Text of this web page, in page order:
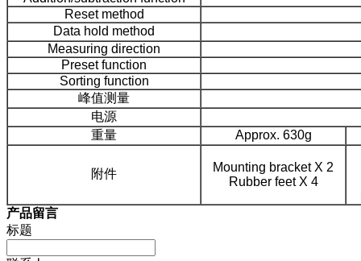
Reset method
Data hold method
Measuring direction
Preset function
Sorting function
峰值测量
电源
重量
Approx. 630g
附件
Mounting bracket Χ 2
Rubber feet Χ 4
产品留言
标题